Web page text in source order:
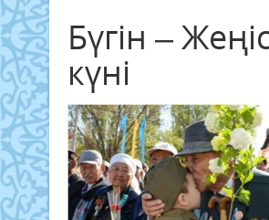
Бүгін –
күні